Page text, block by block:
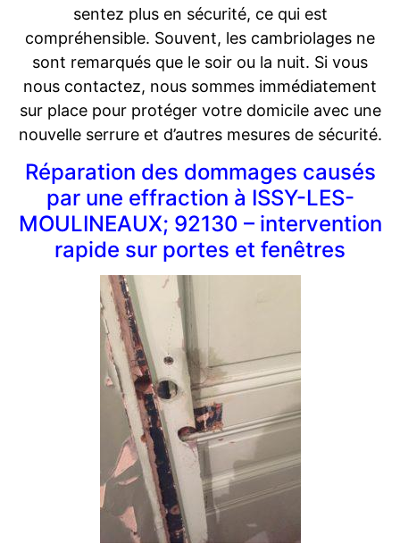
sentez plus en sécurité, ce qui est
compréhensible. Souvent, les cambriolages ne
sont remarqués que le soir ou la nuit. Si vous
nous contactez, nous sommes immédiatement
sur place pour protéger votre domicile avec une
nouvelle serrure et d’autres mesures de sécurité.
Réparation des dommages causés
par une effraction à ISSY-LES-
MOULINEAUX; 92130 – intervention
rapide sur portes et fenêtres